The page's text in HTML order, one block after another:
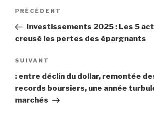
Navigation
l’article
Article
précédent
PRÉCÉDENT
Investissements 2025 : Les 5
creusé les pertes des épargnants
Article
suivant
SUIVANT
: entre déclin du dollar, remontée
records boursiers, une année
marchés